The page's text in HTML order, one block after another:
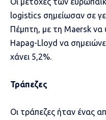
logistics σημείωσαν σε
Πέμπτη, με τη Maersk να
Hapag-Lloyd να
χάνει 5,2%.
Τράπεζες
Οι τράπεζες ήταν ένας